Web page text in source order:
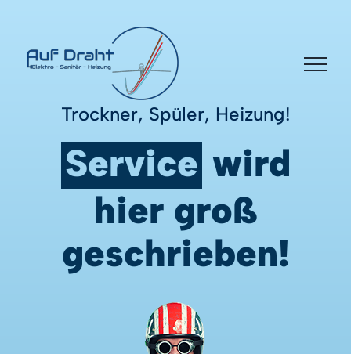
springen
Trockner, Spüler, Heizung!
Service wird
hier groß
geschrieben!